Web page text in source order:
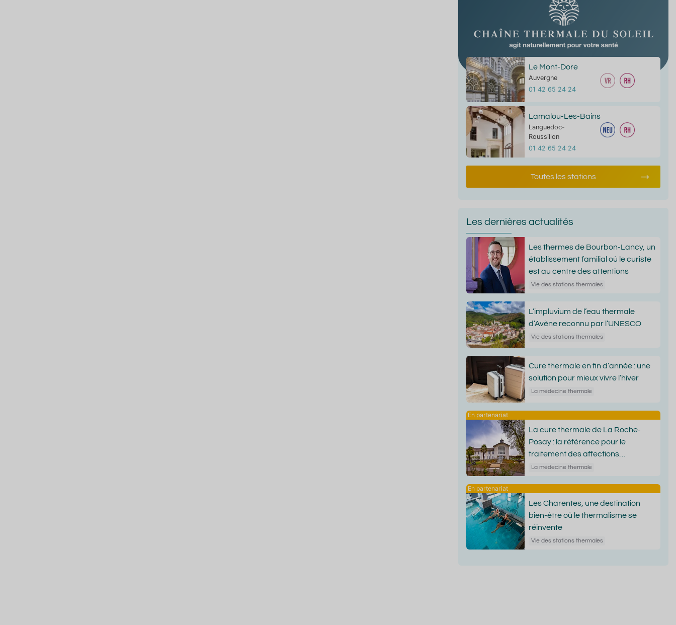
Le Mont-Dore
Auvergne
01 42 65 24 24
Lamalou-Les-Bains
Languedoc-
Roussillon
01 42 65 24 24
Toutes les stations
Les dernières actualités
Les thermes de Bourbon-Lancy, un
établissement familial où le curiste
est au centre des attentions
Vie des stations thermales
L’impluvium de l’eau thermale
d’Avène reconnu par l’UNESCO
Vie des stations thermales
Cure thermale en fin d’année : une
solution pour mieux vivre l’hiver
La médecine thermale
La cure thermale de La Roche-
Posay : la référence pour le
traitement des affections
dermatologiques
La médecine thermale
Les Charentes, une destination
bien-être où le thermalisme se
réinvente
Vie des stations thermales